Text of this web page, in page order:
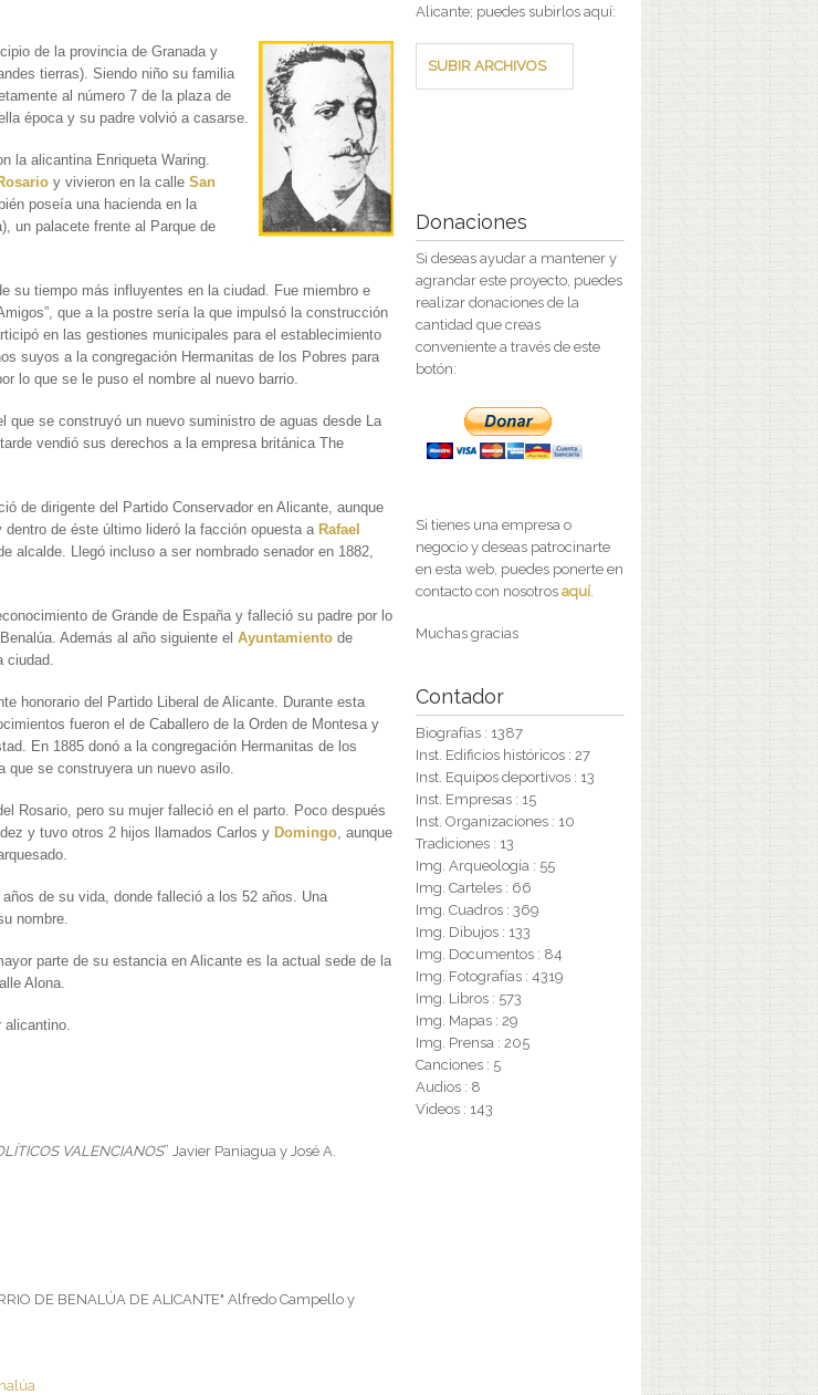
de la provincia de Granada y
tierras). Siendo niño su familia
al número 7 de la plaza de
época y su padre volvió a casarse.
la alicantina Enriqueta Waring.
y vivieron en la calleSan
poseía una hacienda en la
un palacete frente al Parque de
su tiempo más influyentes en la ciudad. Fue miembro e
que a la postre sería la que impulsó la construcción
en las gestiones municipales para el establecimiento
suyos a la congregación Hermanitas de los Pobres para
lo que se le puso el nombre al nuevo barrio.
que se construyó un nuevo suministro de aguas desde La
vendió sus derechos a la empresa británica The
de dirigente del Partido Conservador en Alicante, aunque
de éste último lideró la facción opuesta a Rafael
alcalde. Llegó incluso a ser nombrado senador en 1882,
de Grande de España y falleció su padre por lo
Además al año siguiente elAyuntamiento de
ciudad.
honorario del Partido Liberal de Alicante. Durante esta
fueron el de Caballero de la Orden de Montesa y
En 1885 donó a la congregación Hermanitas de los
que se construyera un nuevo asilo.
Rosario, pero su mujer falleció en el parto. Poco después
y tuvo otros 2 hijos llamados Carlos y Domingo, aunque
de su vida, donde falleció a los 52 años. Una
nombre.
parte de su estancia en Alicante es la actual sede de la
Alona.
alicantino.
VALENCIANOS” Javier Paniagua y José A.
DE BENALÚA DE ALICANTE" Alfredo Campello y
Alicante; puedes subirlos aquí:
SUBIR ARCHIVOS
Donaciones
Si deseas ayudar a mantener y
agrandar este proyecto, puedes
realizar donaciones de la
cantidad que creas
conveniente a través de este
botón:
Si tienes una empresa o
negocio y deseas patrocinarte
en esta web, puedes ponerte en
contacto con nosotrosaquí.
Muchas gracias
Contador
Biografías : 1387
Inst. Edificios históricos : 27
Inst. Equipos deportivos : 13
Inst. Empresas : 15
Inst. Organizaciones : 10
Tradiciones : 13
Img. Arqueología : 55
Img. Carteles : 66
Img. Cuadros : 369
Img. Dibujos : 133
Img. Documentos : 84
Img. Fotografías : 4319
Img. Libros : 573
Img. Mapas : 29
Img. Prensa : 205
Canciones : 5
Audios : 8
Videos : 143